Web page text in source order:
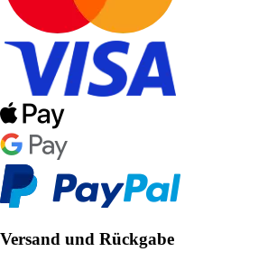
Versand und Rückgabe